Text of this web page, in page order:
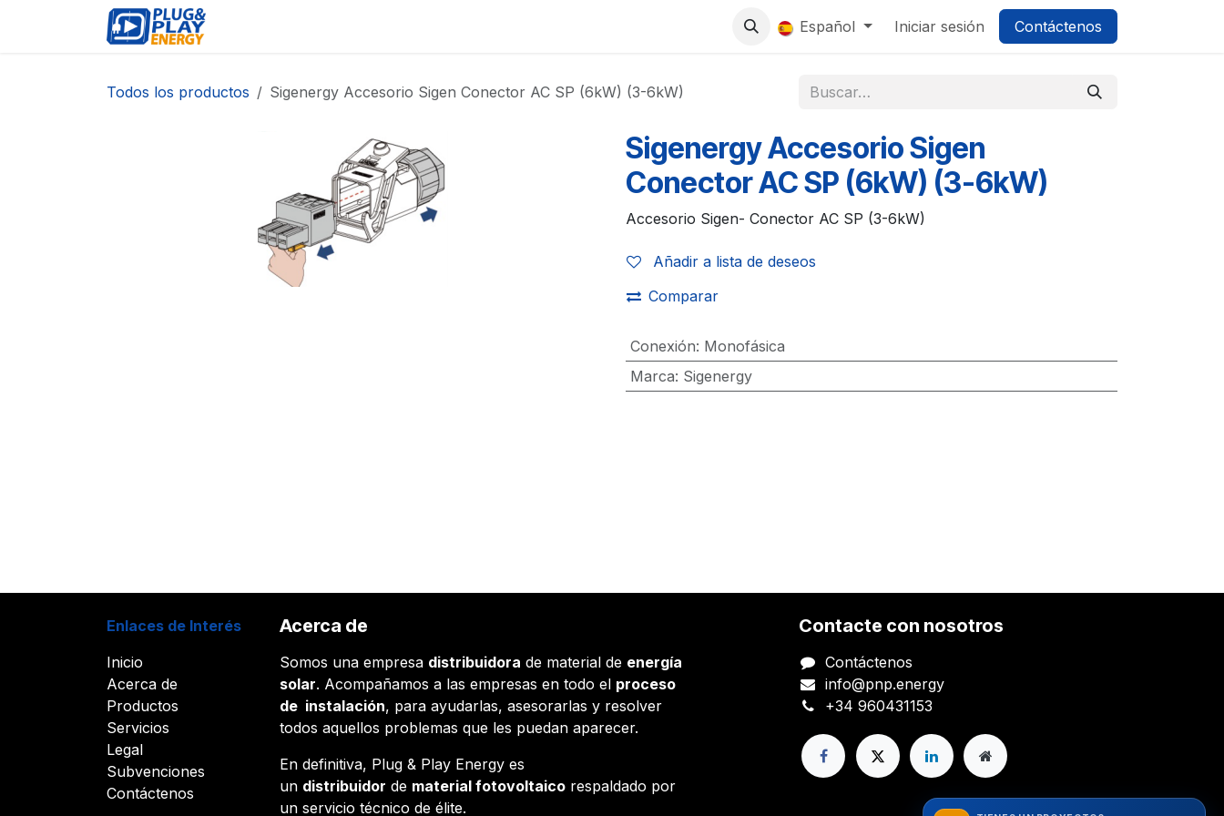
0 Español Iniciar sesión Contáctenos
Todos los productos Sigenergy Accesorio Sigen Conector AC SP (6kW) (3-6kW)
Sigenergy Accesorio Sigen
Conector AC SP (6kW) (3-6kW)
Accesorio Sigen- Conector AC SP (3-6kW)
Añadir a lista de deseos
Comparar
Conexión: Monofásica
Marca: Sigenergy
Enlaces de Interés
Inicio
Acerca de
Productos
Servicios
Legal
Subvenciones
Contáctenos
Acerca de
Somos una empresa distribuidora de material de energía
solar. Acompañamos a las empresas en todo el proceso
de instalación, para ayudarlas, asesorarlas y resolver
todos aquellos problemas que les puedan aparecer.
En definitiva, Plug & Play Energy es
un distribuidor de material fotovoltaico respaldado por
un servicio técnico de élite.
Contacte con nosotros
Contáctenos
info@pnp.energy
+34 960431153